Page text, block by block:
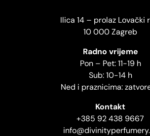
Ilica 14 – prolaz Lovački
10 000 Zagreb
Radno vrijeme
Pon – Pet: 11-19 h
Sub: 10-14 h
Ned i praznicima:
Kontakt
+385 92 438 9667